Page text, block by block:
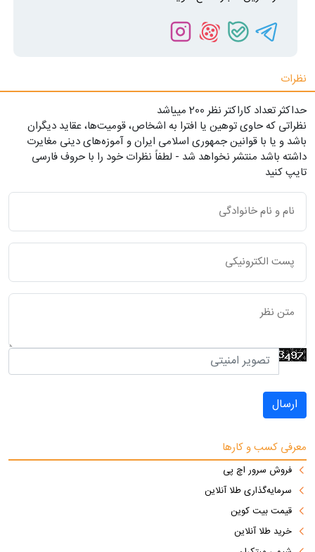
نظرات
حداکثر تعداد کاراکتر نظر 200 ميياشد
نظراتی که حاوی توهین یا افترا به اشخاص، قومیت‌ها، عقاید دیگران
باشد و یا با قوانین جمهوری اسلامی ایران و آموزه‌های دینی مغایرت
داشته باشد منتشر نخواهد شد - لطفاً نظرات خود را با حروف فارسی
تایپ کنید
ارسال
معرفی کسب و کارها
فروش سرور اچ پی
سرمایه‌گذاری طلا آنلاین
قیمت بیت کوین
خرید طلا آنلاین